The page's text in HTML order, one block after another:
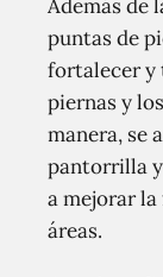
Además de
puntas de
fortalecer y
piernas y
manera, se
pantorrilla y
a mejorar
áreas.